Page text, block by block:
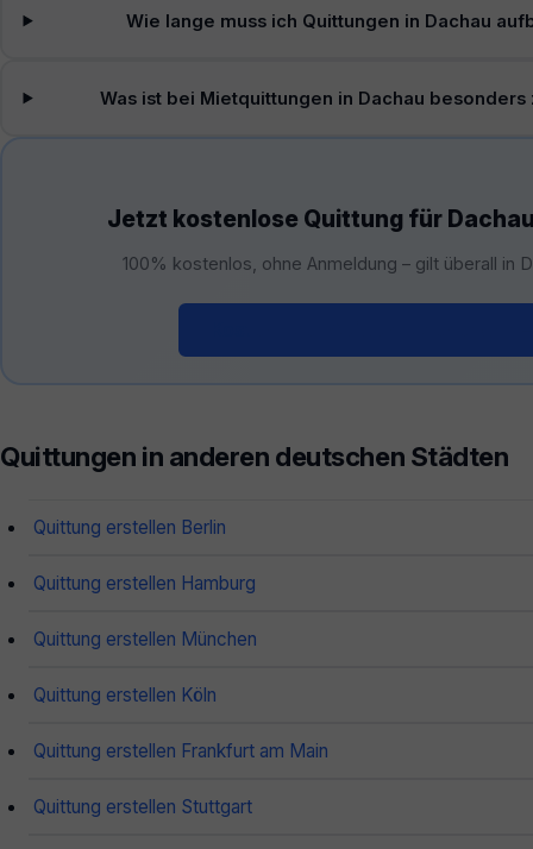
Wie lange muss ich Quittungen in Dachau
Was ist bei Mietquittungen in Dachau besonders
Jetzt kostenlose Quittung für
100% kostenlos, ohne Anmeldung – gilt überall in
Quittungen in anderen deutschen Städten
Quittung erstellen Berlin
Quittung erstellen Hamburg
Quittung erstellen München
Quittung erstellen Köln
Quittung erstellen Frankfurt am Main
Quittung erstellen Stuttgart